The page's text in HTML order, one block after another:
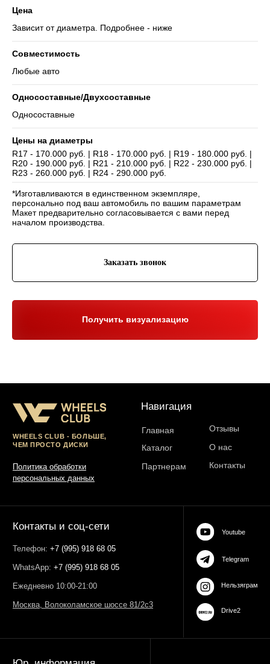
Цена
Зависит от диаметра. Подробнее - ниже
Совместимость
Любые авто
Односоставные/Двухсоставные
Односоставные
Цены на диаметры
R17 - 170.000 руб. | R18 - 170.000 руб. | R19 - 180.000 руб. |
R20 - 190.000 руб. | R21 - 210.000 руб. | R22 - 230.000 руб. |
R23 - 260.000 руб. | R24 - 290.000 руб.
*Изготавливаются в единственном экземпляре,
персонально под ваш автомобиль по вашим параметрам
Макет предварительно согласовывается с вами перед
началом производства.
Заказать звонок
Получить визуализацию
WHEELS CLUB - БОЛЬШЕ,
Политика обработки
персональных данных
Навигация
ИНН 503021178964
Юридический адрес - 127486,
Россия, г Москва, ул Ивана
Ежедневно 10:00-21:00
Каталог
Партнерам
Контакты
web-spc.com
Youtube
Telegram
Нельзяграм
Drive2